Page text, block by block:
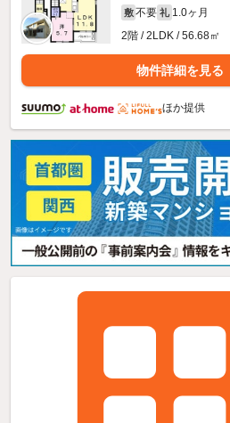
敷 不要 礼 1.0ヶ月
2階 / 2LDK / 56.68㎡
物件詳細を見る
ほか提供